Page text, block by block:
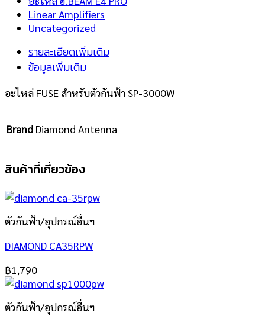
Linear Amplifiers
Uncategorized
รายละเอียดเพิ่มเติม
ข้อมูลเพิ่มเติม
อะไหล่ FUSE สำหรับตัวกันฟ้า SP-3000W
Brand Diamond Antenna
สินค้าที่เกี่ยวข้อง
ตัวกันฟ้า/อุปกรณ์อื่นฯ
DIAMOND CA35RPW
฿1,790
ตัวกันฟ้า/อุปกรณ์อื่นฯ